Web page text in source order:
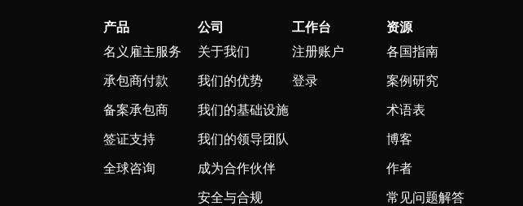
产品
名义雇主服务
承包商付款
备案承包商
签证支持
全球咨询
公司
关于我们
我们的优势
我们的基础设施
我们的领导团队
成为合作伙伴
安全与合规
工作台
注册账户
登录
资源
各国指南
案例研究
术语表
博客
作者
常见问题解答